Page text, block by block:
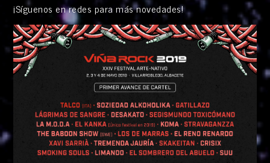
¡Síguenos en redes para más novedades!